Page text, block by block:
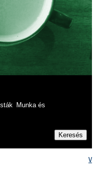
Munka és